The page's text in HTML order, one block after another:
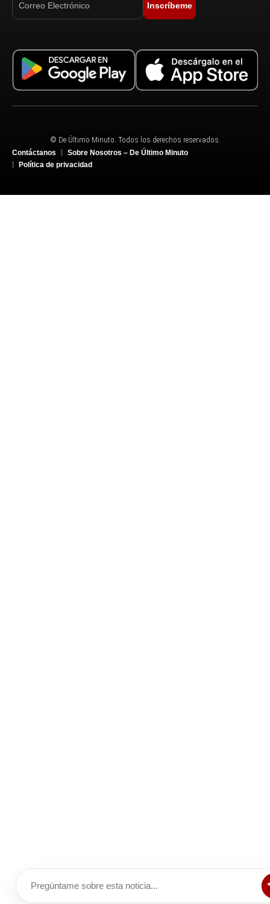
Inscríbeme
© De Último Minuto. Todos los derechos reservados.
Contáctanos
Sobre Nosotros – De Último Minuto
Política de privacidad